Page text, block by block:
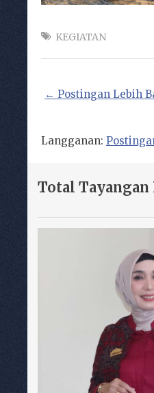
KEGIATAN
← Postingan Lebih
Langganan:
Total Tayangan